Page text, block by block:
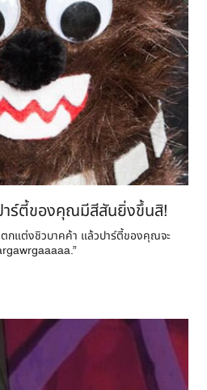
าร์ตี้ของคุณมีสีสันยิ่งขึ้นสิ!
กแต่งชิวบาคค้า แล้วปาร์ตี้ของคุณจะ